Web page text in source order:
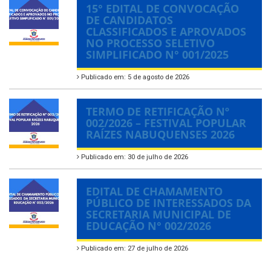
15° EDITAL DE CONVOCAÇÃO
DE CANDIDATOS
CLASSIFICADOS E APROVADOS
NO PROCESSO SELETIVO
SIMPLIFICADO N° 001/2025
Publicado em: 5 de agosto de 2026
TERMO DE RETIFICAÇÃO Nº
002/2026 – FESTIVAL POPULAR
RAÍZES NABUQUENSES 2026
Publicado em: 30 de julho de 2026
EDITAL DE CHAMAMENTO
PÚBLICO DE INTERESSADOS DA
SECRETARIA MUNICIPAL DE
EDUCAÇÃO N° 002/2026
Publicado em: 27 de julho de 2026